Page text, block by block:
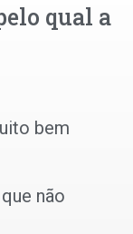
qual a
bem
não